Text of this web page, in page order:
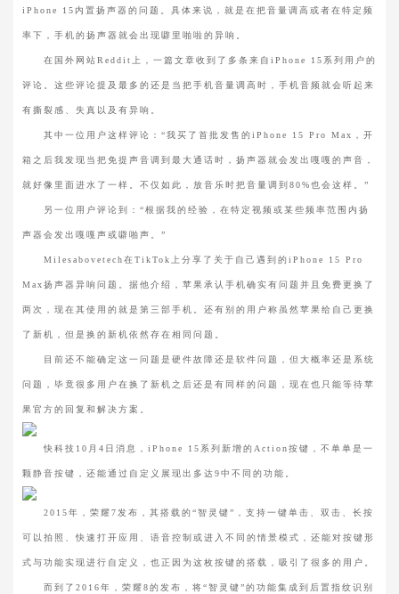
iPhone 15内置扬声器的问题。具体来说，就是在把音量调高或者在特定频
率下，手机的扬声器就会出现噼里啪啦的异响。
在国外网站Reddit上，一篇文章收到了多条来自iPhone 15系列用户的
评论。这些评论提及最多的还是当把手机音量调高时，手机音频就会听起来
有撕裂感、失真以及有异响。
其中一位用户这样评论：“我买了首批发售的iPhone 15 Pro Max，开
箱之后我发现当把免提声音调到最大通话时，扬声器就会发出嘎嘎的声音，
就好像里面进水了一样。不仅如此，放音乐时把音量调到80%也会这样。”
另一位用户评论到：“根据我的经验，在特定视频或某些频率范围内扬
声器会发出嘎嘎声或噼啪声。”
Milesabovetech在TikTok上分享了关于自己遇到的iPhone 15 Pro
Max扬声器异响问题。据他介绍，苹果承认手机确实有问题并且免费更换了
两次，现在其使用的就是第三部手机。还有别的用户称虽然苹果给自己更换
了新机，但是换的新机依然存在相同问题。
目前还不能确定这一问题是硬件故障还是软件问题，但大概率还是系统
问题，毕竟很多用户在换了新机之后还是有同样的问题，现在也只能等待苹
果官方的回复和解决方案。
快科技10月4日消息，iPhone 15系列新增的Action按键，不单单是一
颗静音按键，还能通过自定义展现出多达9中不同的功能。
2015年，荣耀7发布，其搭载的“智灵键”，支持一键单击、双击、长按
可以拍照、快速打开应用、语音控制或进入不同的情景模式，还能对按键形
式与功能实现进行自定义，也正因为这枚按键的搭载，吸引了很多的用户。
而到了2016年，荣耀8的发布，将“智灵键”的功能集成到后置指纹识别